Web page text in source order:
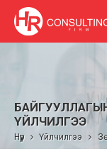
ҮЙЛЧИЛГЭЭ
Нүүр Үйлчилгээ